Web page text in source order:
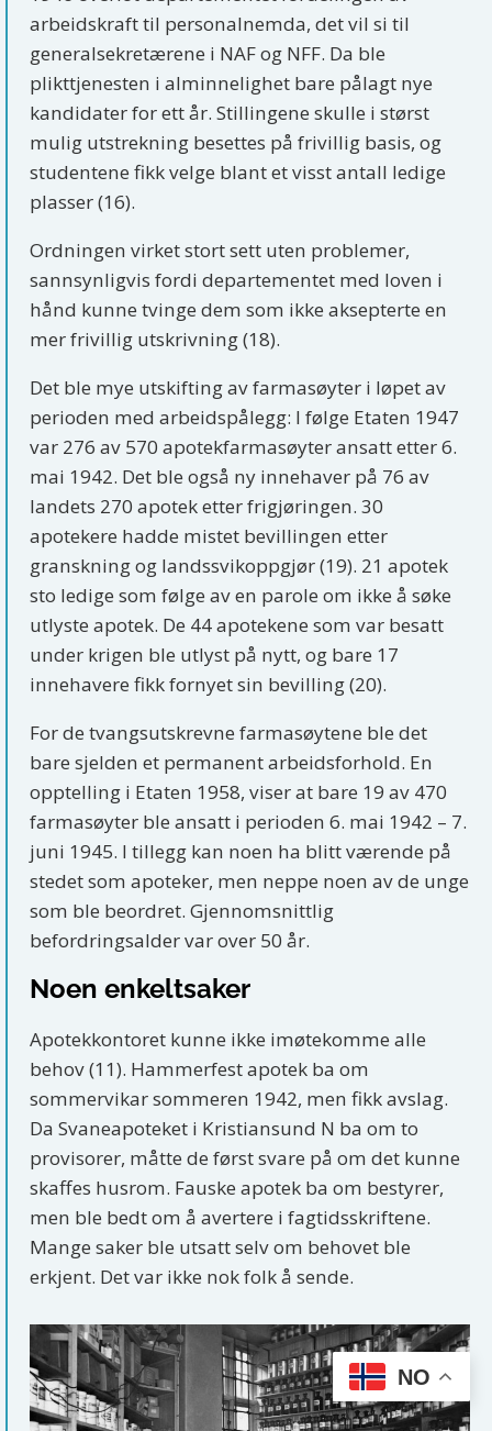
arbeidskraft til personalnemda, det vil si til
generalsekretærene i NAF og NFF. Da ble
plikttjenesten i alminnelighet bare pålagt nye
kandidater for ett år. Stillingene skulle i størst
mulig utstrekning besettes på frivillig basis, og
studentene fikk velge blant et visst antall ledige
plasser (16).
Ordningen virket stort sett uten problemer,
sannsynligvis fordi departementet med loven i
hånd kunne tvinge dem som ikke aksepterte en
mer frivillig utskrivning (18).
Det ble mye utskifting av farmasøyter i løpet av
perioden med arbeidspålegg: I følge Etaten 1947
var 276 av 570 apotekfarmasøyter ansatt etter 6.
mai 1942. Det ble også ny innehaver på 76 av
landets 270 apotek etter frigjøringen. 30
apotekere hadde mistet bevillingen etter
granskning og landssvikoppgjør (19). 21 apotek
sto ledige som følge av en parole om ikke å søke
utlyste apotek. De 44 apotekene som var besatt
under krigen ble utlyst på nytt, og bare 17
innehavere fikk fornyet sin bevilling (20).
For de tvangsutskrevne farmasøytene ble det
bare sjelden et permanent arbeidsforhold. En
opptelling i Etaten 1958, viser at bare 19 av 470
farmasøyter ble ansatt i perioden 6. mai 1942 – 7.
juni 1945. I tillegg kan noen ha blitt værende på
stedet som apoteker, men neppe noen av de unge
som ble beordret. Gjennomsnittlig
befordringsalder var over 50 år.
Noen enkeltsaker
Apotekkontoret kunne ikke imøtekomme alle
behov (11). Hammerfest apotek ba om
sommervikar sommeren 1942, men fikk avslag.
Da Svaneapoteket i Kristiansund N ba om to
provisorer, måtte de først svare på om det kunne
skaffes husrom. Fauske apotek ba om bestyrer,
men ble bedt om å avertere i fagtidsskriftene.
Mange saker ble utsatt selv om behovet ble
erkjent. Det var ikke nok folk å sende.
NO